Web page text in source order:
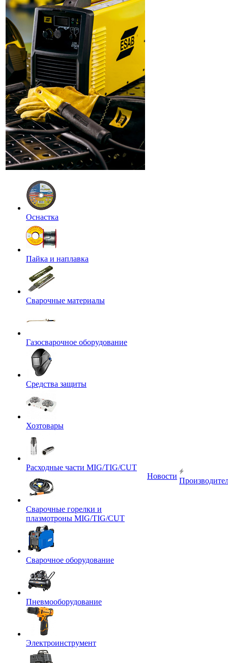
Оснастка
Пайка и наплавка
Сварочные материалы
Газосварочное оборудование
Средства защиты
Хозтовары
Расходные части MIG/TIG/CUT
Сварочные горелки и
плазмотроны MIG/TIG/CUT
Сварочное оборудование
Пневмооборудование
Электроинструмент
Новости